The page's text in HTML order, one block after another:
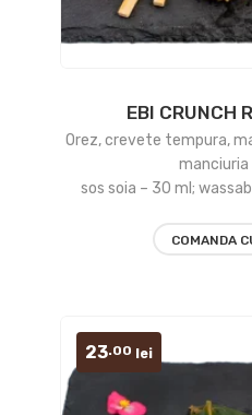
EBI CRUNCH
Orez, crevete tempura,
manciuria
sos soia – 30 ml;
COMANDA
23.00 lei